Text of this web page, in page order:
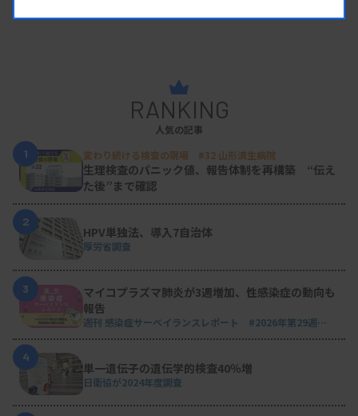
RANKING
人気の記事
1
変わり続ける検査の現場 #32 山形済生病院
生理検査のパニック値、報告体制を再構築 “伝え
た後”まで確認
2
HPV単独法、導入7自治体
厚労省調査
3
マイコプラズマ肺炎が3週増加、性感染症の動向も
報告
週刊 感染症サーベイランスレポート #2026年第29週
4
単一遺伝子の遺伝学的検査40％増
日衛協が2024年度調査